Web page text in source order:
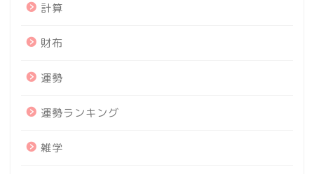
計算
財布
運勢
運勢ランキング
雑学